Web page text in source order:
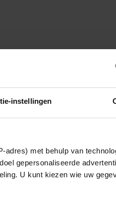
instellingen
adres) met behulp van
gepersonaliseerde
U kunt kiezen wie uw